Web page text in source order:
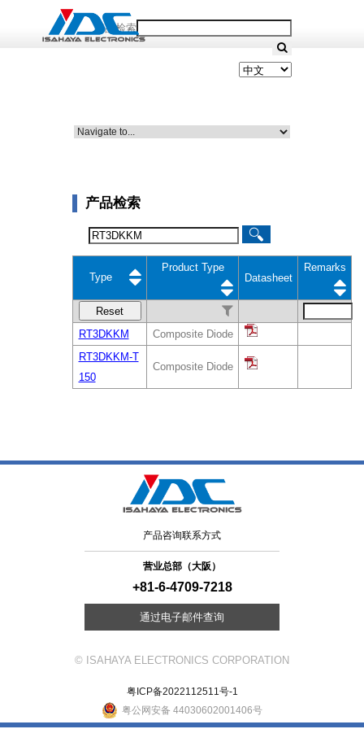
产品检索
产品检索
Type
Product Type
Datasheet
Remarks
Reset
RT3DKKM
Composite Diode
RT3DKKM-T
150
Composite Diode
产品咨询联系方式
营业总部（大阪）
+81-6-4709-7218
通过电子邮件查询
© ISAHAYA ELECTRONICS CORPORATION
粤ICP备2022112511号-1
粤公网安备 44030602001406号